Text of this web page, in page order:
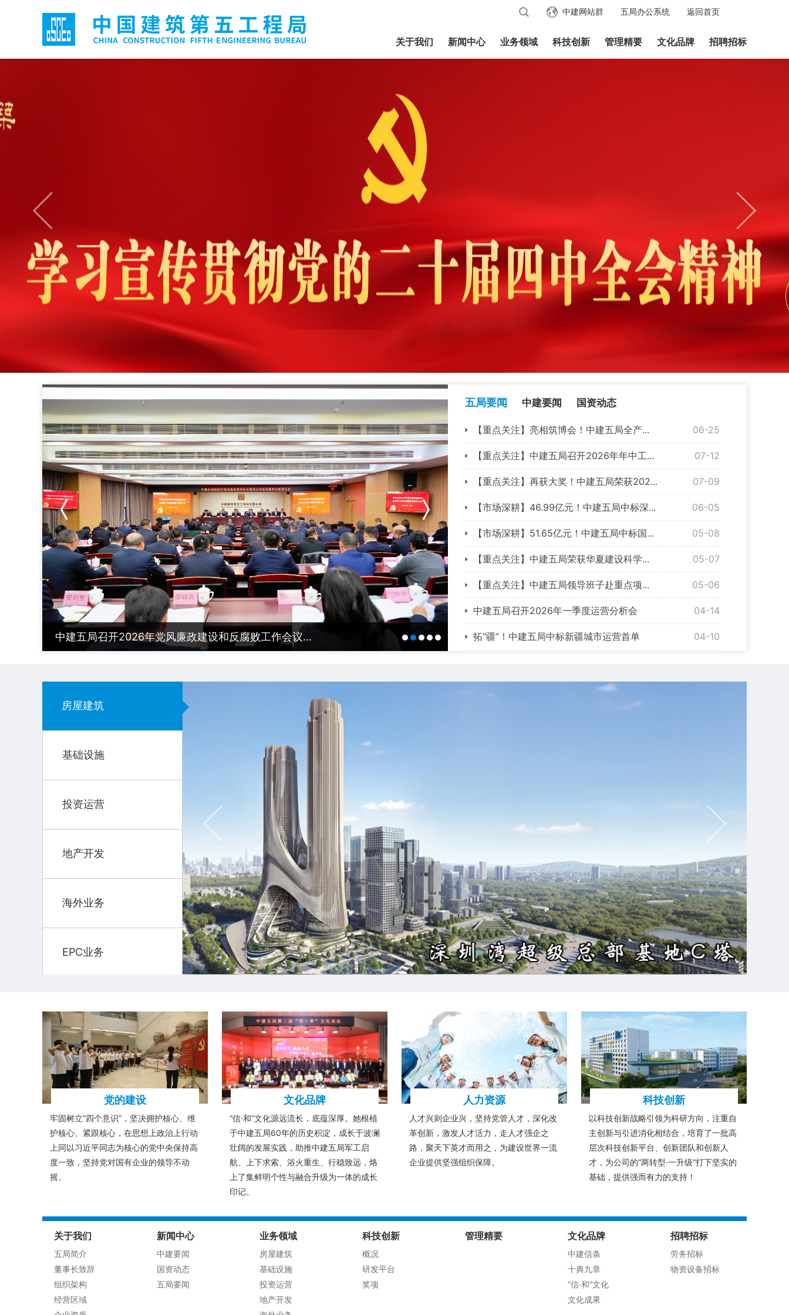
返回首页
五局办公系统
中建网站群
关于我们 新闻中心 业务领域 科技创新 管理精要 文化品牌 招聘招标
中建五局召开2026年党风廉政建设和反腐败工作会议... 中建五局召开2026年市场营销工作会
五局要闻 中建要闻 国资动态
06-25
【重点关注】亮相筑博会！中建五局全产...
07-12
【重点关注】中建五局召开2026年年中工...
07-09
【重点关注】再获大奖！中建五局荣获202...
06-05
【市场深耕】46.99亿元！中建五局中标深...
05-08
【市场深耕】51.65亿元！中建五局中标国...
05-07
【重点关注】中建五局荣获华夏建设科学...
05-06
【重点关注】中建五局领导班子赴重点项...
04-14
中建五局召开2026年一季度运营分析会
04-10
拓“疆”！中建五局中标新疆城市运营首单
房屋建筑
基础设施
投资运营
地产开发
海外业务
EPC业务
党的建设
牢固树立“四个意识”，坚决拥护核心、维
护核心、紧跟核心，在思想上政治上行动
上同以习近平同志为核心的党中央保持高
度一致，坚持党对国有企业的领导不动
摇。
文化品牌
“信·和”文化源远流长，底蕴深厚。她根植
于中建五局60年的历史积淀，成长于波澜
壮阔的发展实践，助推中建五局军工启
航、上下求索、浴火重生、行稳致远，烙
上了集鲜明个性与融合升级为一体的成长
印记。
人力资源
人才兴则企业兴，坚持党管人才，深化改
革创新，激发人才活力，走人才强企之
路，聚天下英才而用之，为建设世界一流
企业提供坚强组织保障。
科技创新
以科技创新战略引领为科研方向，注重自
主创新与引进消化相结合，培育了一批高
层次科技创新平台、创新团队和创新人
才，为公司的“两转型·一升级”打下坚实的
基础，提供强而有力的支持！
关于我们
五局简介
董事长致辞
组织架构
经营区域
新闻中心
中建要闻
国资动态
五局要闻
业务领域
房屋建筑
基础设施
投资运营
地产开发
科技创新
概况
研发平台
奖项
管理精要 文化品牌
中建信条
十典九章
“信·和”文化
文化成果
招聘招标
劳务招标
物资设备招标